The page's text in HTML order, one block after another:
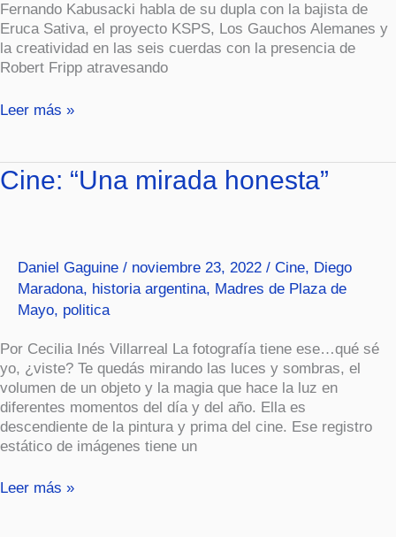
Fernando Kabusacki habla de su dupla con la bajista de
Eruca Sativa, el proyecto KSPS, Los Gauchos Alemanes y
la creatividad en las seis cuerdas con la presencia de
Robert Fripp atravesando
Leer más »
Cine: “Una mirada honesta”
Daniel Gaguine / noviembre 23, 2022 / Cine, Diego
Maradona, historia argentina, Madres de Plaza de
Mayo, politica
Por Cecilia Inés Villarreal La fotografía tiene ese…qué sé
yo, ¿viste? Te quedás mirando las luces y sombras, el
volumen de un objeto y la magia que hace la luz en
diferentes momentos del día y del año. Ella es
descendiente de la pintura y prima del cine. Ese registro
estático de imágenes tiene un
Cine:
“Una
Leer más »